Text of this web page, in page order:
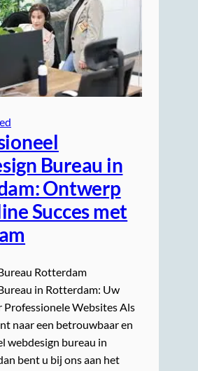
Bureau in
Ontwerp
Succes met
Rotterdam
in Rotterdam: Uw
Professionele Websites Als
naar een betrouwbaar en
webdesign bureau in
bent u bij ons aan het